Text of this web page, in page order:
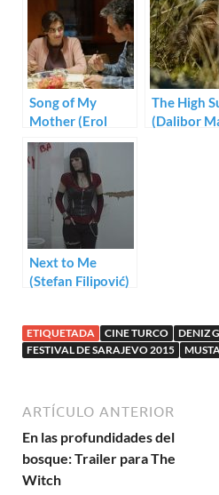
Song of My
Mother (Erol
Mintas)
The High
(Dalibor
Next to Me
(Stefan Filipović)
ETIQUETADA CINE TURCO DENIZ
FESTIVAL DE SARAJEVO 2015
ARTÍCULO ANTERIOR
En las profundidades del
bosque: Trailer para The
Witch